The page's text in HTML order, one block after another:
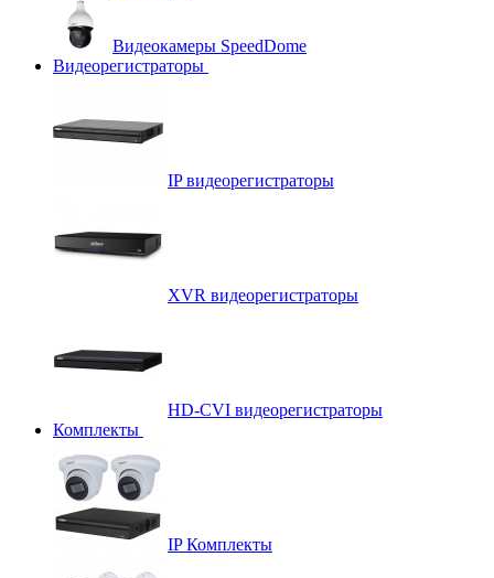
Видеокамеры SpeedDome
Видеорегистраторы
IP видеорегистраторы
XVR видеорегистраторы
HD-CVI видеорегистраторы
Комплекты
IP Комплекты